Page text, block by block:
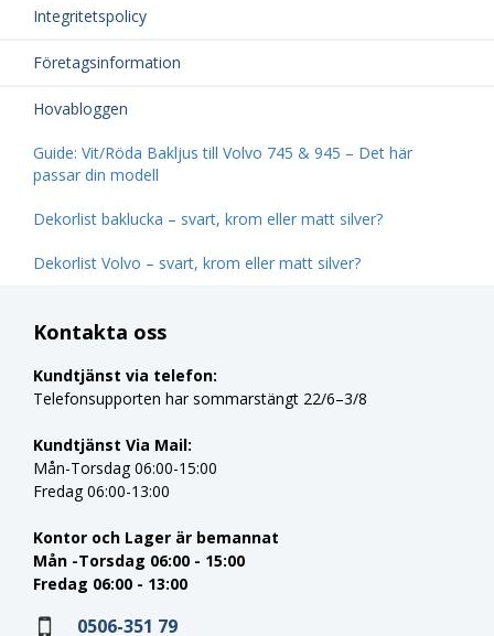
Integritetspolicy
Företagsinformation
Hovabloggen
Guide: Vit/Röda Bakljus till Volvo 745 & 945 – Det här
passar din modell
Dekorlist baklucka – svart, krom eller matt silver?
Dekorlist Volvo – svart, krom eller matt silver?
Kontakta oss
Kundtjänst via telefon:
Telefonsupporten har sommarstängt 22/6–3/8
Kundtjänst Via Mail:
Mån-Torsdag 06:00-15:00
Fredag 06:00-13:00
Kontor och Lager är bemannat
Mån -Torsdag 06:00 - 15:00
Fredag 06:00 - 13:00
0506-351 79